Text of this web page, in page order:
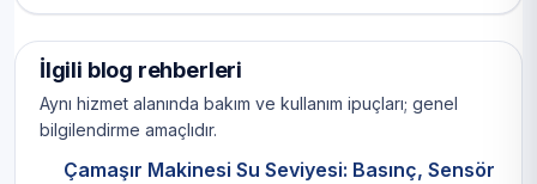
İlgili blog rehberleri
Aynı hizmet alanında bakım ve kullanım ipuçları; genel
bilgilendirme amaçlıdır.
Çamaşır Makinesi Su Seviyesi: Basınç, Sensör